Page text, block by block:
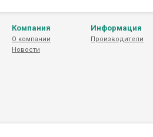
Компания
О компании
Новости
Информация
Производители